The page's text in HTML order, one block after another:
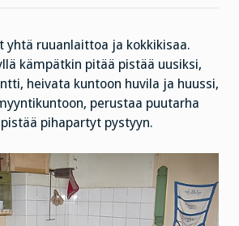
yhtä ruuanlaittoa ja kokkikisaa.
kämpätkin pitää pistää uusiksi,
heivata kuntoon huvila ja huussi,
perustaa puutarha
pihapartyt pystyyn.